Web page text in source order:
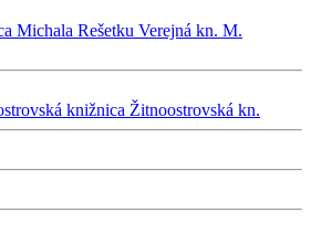
Michala Rešetku Verejná kn. M.
knižnica Žitnoostrovská kn.